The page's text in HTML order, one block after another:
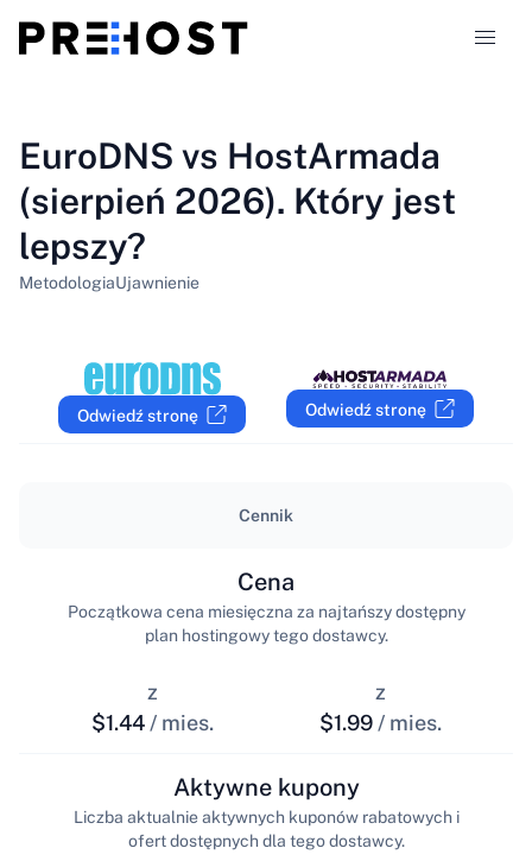
Porównania
Kupony 319
PL
EuroDNS vs HostArmada
(sierpień 2026). Który jest
lepszy?
MetodologiaUjawnienie
Odwiedź stronę Odwiedź stronę
Cennik
z
$1.44 / mies.
Cena
Początkowa cena miesięczna za najtańszy dostępny
plan hostingowy tego dostawcy.
z
$1.99 / mies.
Aktywne kupony
Liczba aktualnie aktywnych kuponów rabatowych i
ofert dostępnych dla tego dostawcy.